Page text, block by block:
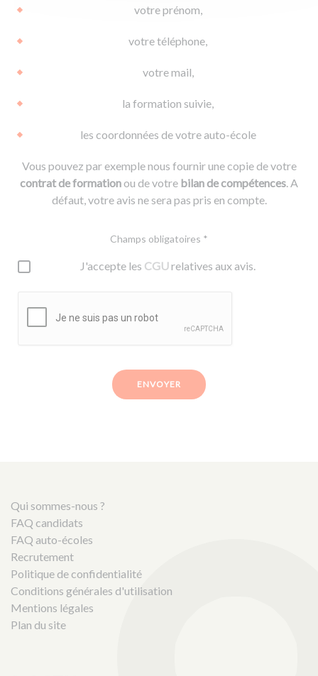
votre prénom,
votre téléphone,
votre mail,
la formation suivie,
les coordonnées de votre auto-école
Vous pouvez par exemple nous fournir une copie de votre
contrat de formationou de votre bilan de compétences. A
défaut, votre avis ne sera pas pris en compte.
Champs obligatoires *
J'accepte les CGUrelatives aux avis.
ENVOYER
Qui sommes-nous ?
FAQ candidats
FAQ auto-écoles
Recrutement
Politique de confidentialité
Conditions générales d'utilisation
Mentions légales
Plan du site